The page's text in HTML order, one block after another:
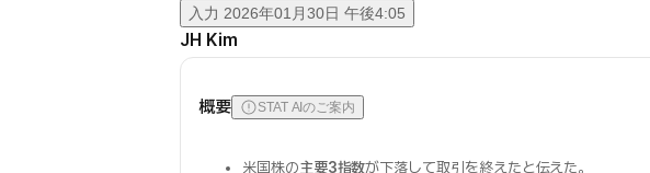
入力 2026年01月30日 午後4:05
JH Kim
概要 STAT AIのご案内
米国株の主要3指数が下落して取引を終えたと伝えた。